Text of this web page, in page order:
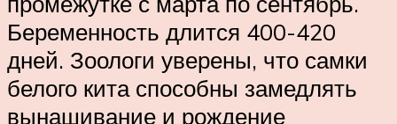
Беременность длится 400-420
дней. Зоологи уверены, что самки
белого кита способны замедлять
вынашивание и рождение